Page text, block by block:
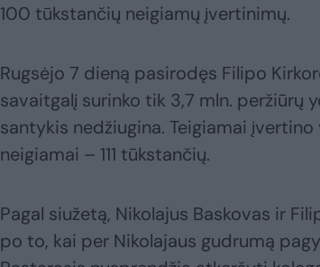
100 tūkstančių neigiamų įvertinimų.
Rugsėjo 7 dieną pasirodęs Filipo
savaitgalį surinko tik 3,7 mln. peržiūrų
santykis nedžiugina. Teigiamai
neigiamai – 111 tūkstančių.
Pagal siužetą, Nikolajus Baskovas ir
po to, kai per Nikolajaus gudrumą